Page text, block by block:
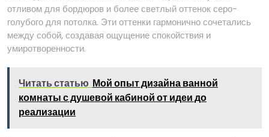
отливом для бордюров и более светлый оттенок серо-
голубого для потолка. Эти оттенки гармонично сочетались
между собой, создавая ощущение спокойствия и
умиротворенности.
Читать статью Мой опыт дизайна ванной
комнаты с душевой кабиной от идеи до
реализации